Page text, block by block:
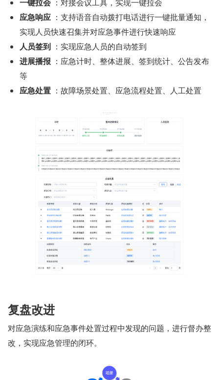
一键拉会 ：对接会议工具，实现一键拉会
应急响应 ：支持语音自动拨打电话进行一键批量通知，
实现人员快速召集并对应急事件进行快速响应
人员签到 ：实现应急人员的自动签到
进展播报 ：应急计时、整体进展、签到统计、公告发布
等
应急处置 ：故障场景处置、应急流程处置、人工处置
复盘改进
对应急演练和应急事件处置过程中发现的问题，进行督办整
改，实现应急管理的闭环。